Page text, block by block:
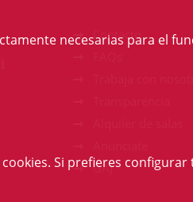
Contacto
GAJ
necesarias para el
Si prefieres